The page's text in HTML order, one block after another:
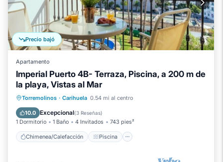
Precio bajó
Apartamento
Imperial Puerto 4B- Terraza, Piscina, a 200 m de
la playa, Vistas al Mar
Torremolinos · Carihuela 0.54 mi al centro
10.0 Excepcional(3 Reseñas)
1 Dormitorio 1 Baño 4 Invitados 743 pies²
Chimenea/Calefacción Piscina
Chimenea/Calefacción
Piscina
Balcón/Terraza